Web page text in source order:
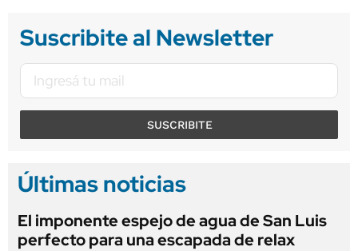
Suscribite al Newsletter
SUSCRIBITE
Últimas noticias
El imponente espejo de agua de San Luis
perfecto para una escapada de relax